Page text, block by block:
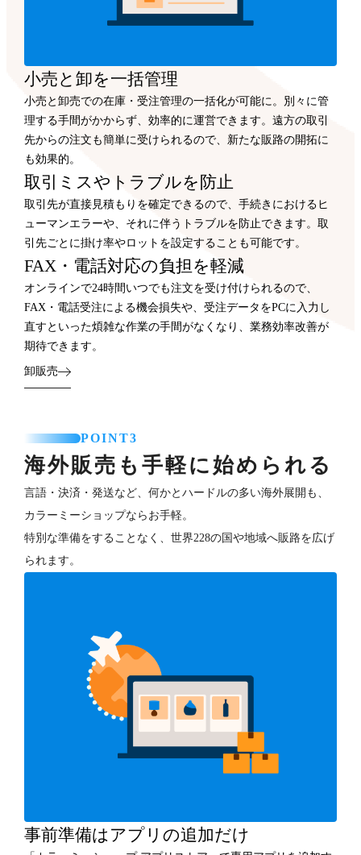
小売と卸を一括管理
小売と卸売での在庫・受注管理の一括化が可能に。別々に管
理する手間がかからず、効率的に運営できます。遠方の取引
先からの注文も簡単に受けられるので、新たな販路の開拓に
も効果的。
取引ミスやトラブルを防止
取引先が直接見積もりを確定できるので、手続きにおけるヒ
ューマンエラーや、それに伴うトラブルを防止できます。取
引先ごとに掛け率やロットを設定することも可能です。
FAX・電話対応の負担を軽減
オンラインで24時間いつでも注文を受け付けられるので、
FAX・電話受注による機会損失や、受注データをPCに入力し
直すといった煩雑な作業の手間がなくなり、業務効率改善が
期待できます。
卸販売
POINT3
海外販売も手軽に始められる
言語・決済・発送など、何かとハードルの多い海外展開も、
カラーミーショップならお手軽。
特別な準備をすることなく、世界228の国や地域へ販路を広げ
られます。
事前準備はアプリの追加だけ